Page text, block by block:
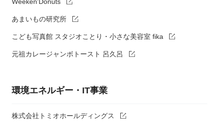
Weeken'Donuts
あまいもの研究所
こども写真館 スタジオことり・小さな美容室 fika
元祖カレージャンボトースト 呂久呂
環境エネルギー・IT事業
株式会社トミオホールディングス